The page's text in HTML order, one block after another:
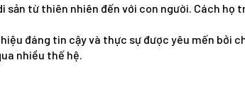
sản từ thiên nhiên đến với con người. Cách họ
đáng tin cậy và thực sự được yêu mến bởi
nhiều thế hệ.